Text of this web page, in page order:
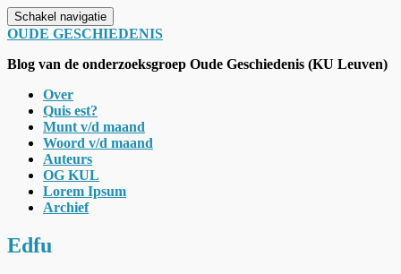
Schakel navigatie
OUDE GESCHIEDENIS
Blog van de onderzoeksgroep Oude Geschiedenis (KU Leuven)
Over
Quis est?
Munt v/d maand
Woord v/d maand
Auteurs
OG KUL
Lorem Ipsum
Archief
Edfu